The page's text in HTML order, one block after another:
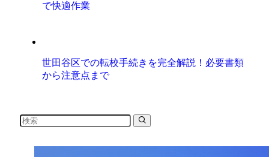
で快適作業
世田谷区での転校手続きを完全解説！必要書類
から注意点まで